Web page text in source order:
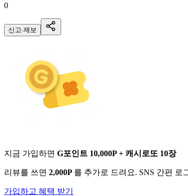
0
신고·제보
지금 가입하면 G포인트 10,000P + 캐시로또 10장
리뷰를 쓰면 2,000P 를 추가로 드려요. SNS 간편 로
가입하고 혜택 받기